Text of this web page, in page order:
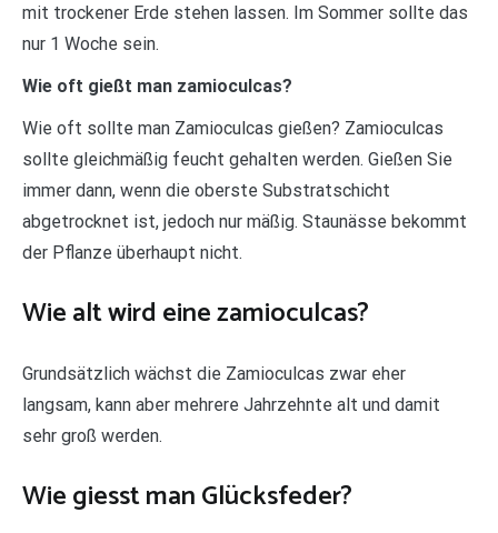
mit trockener Erde stehen lassen. Im Sommer sollte das
nur 1 Woche sein.
Wie oft gießt man zamioculcas?
Wie oft sollte man Zamioculcas gießen? Zamioculcas
sollte gleichmäßig feucht gehalten werden. Gießen Sie
immer dann, wenn die oberste Substratschicht
abgetrocknet ist, jedoch nur mäßig. Staunässe bekommt
der Pflanze überhaupt nicht.
Wie alt wird eine zamioculcas?
Grundsätzlich wächst die Zamioculcas zwar eher
langsam, kann aber mehrere Jahrzehnte alt und damit
sehr groß werden.
Wie giesst man Glücksfeder?